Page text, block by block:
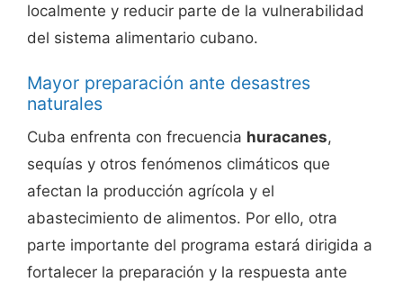
localmente y reducir parte de la vulnerabilidad
del sistema alimentario cubano.
Mayor preparación ante desastres
naturales
Cuba enfrenta con frecuencia huracanes,
sequías y otros fenómenos climáticos que
afectan la producción agrícola y el
abastecimiento de alimentos. Por ello, otra
parte importante del programa estará dirigida a
fortalecer la preparación y la respuesta ante